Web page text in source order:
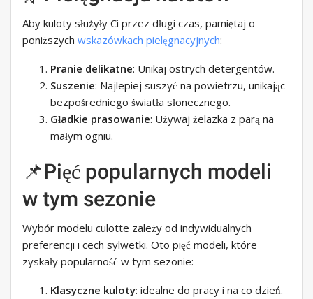
Aby kuloty służyły Ci przez długi czas, pamiętaj o
poniższych wskazówkach pielęgnacyjnych:
Pranie delikatne: Unikaj ostrych detergentów.
Suszenie: Najlepiej suszyć na powietrzu, unikając
bezpośredniego światła słonecznego.
Gładkie prasowanie: Używaj żelazka z parą na
małym ogniu.
📌Pięć popularnych modeli
w tym sezonie
Wybór modelu culotte zależy od indywidualnych
preferencji i cech sylwetki. Oto pięć modeli, które
zyskały popularność w tym sezonie:
Klasyczne kuloty: idealne do pracy i na co dzień.